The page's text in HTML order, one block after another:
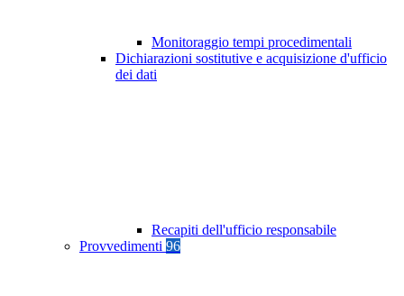
Monitoraggio tempi procedimentali
Dichiarazioni sostitutive e acquisizione d'ufficio
dei dati
Recapiti dell'ufficio responsabile
Provvedimenti 96